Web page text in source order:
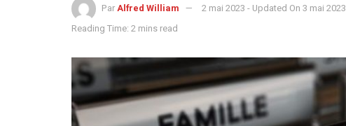
ParAlfred William 2 mai 2023 - Updated On 3 mai 2023
Reading Time: 2 mins read